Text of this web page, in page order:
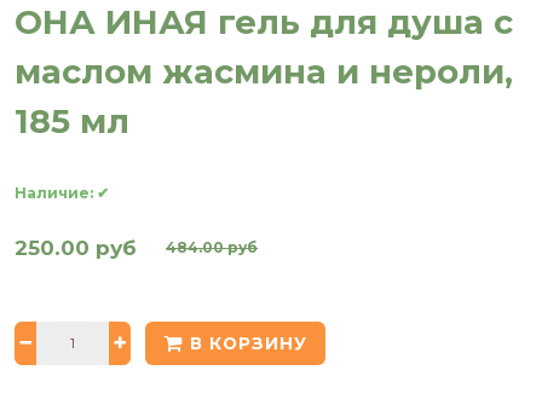
ОНА ИНАЯ гель для душа с
маслом жасмина и нероли,
185 мл
Наличие: ✔
250.00 руб 484.00 руб
В КОРЗИНУ